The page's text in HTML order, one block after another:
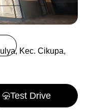
Kec. Cikupa,
Test Drive